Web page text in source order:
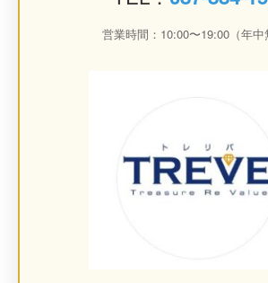
営業時間：10:00〜19:00（年中